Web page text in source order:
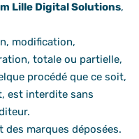
Lille Digital Solutions,
modification,
totale ou partielle,
procédé que ce soit,
est interdite sans
des marques déposées.